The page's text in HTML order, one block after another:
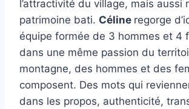
l’attractivité du village, mais aussi
patrimoine bati. Céline regorge
équipe formée de 3 hommes et 4
dans une même passion du
montagne, des hommes et des
composent. Des mots qui
dans les propos, authenticité,